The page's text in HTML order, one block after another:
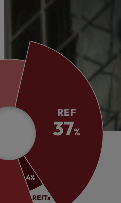
REF
37%
REITs
4%